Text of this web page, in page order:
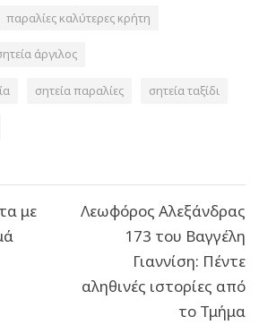
παραλίες καλύτερες κρήτη
άργιλος
σητεία παραλίες σητεία ταξίδι
με
Λεωφόρος Αλεξάνδρας
173 του Βαγγέλη
Γιαννίση: Πέντε
αληθινές ιστορίες από
το Τμήμα